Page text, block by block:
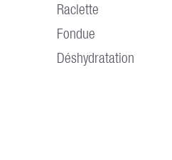
Raclette
Fondue
Déshydratation